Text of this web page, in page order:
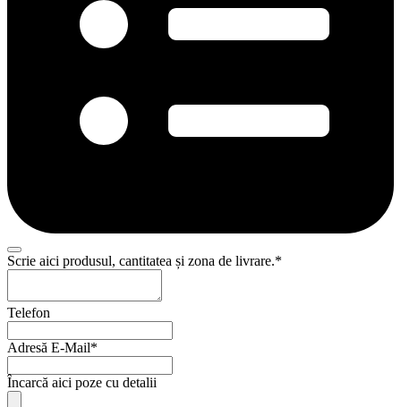
Scrie aici produsul, cantitatea și zona de livrare.*
Telefon
Adresă E-Mail*
Company
Name
Încarcă aici poze cu detalii